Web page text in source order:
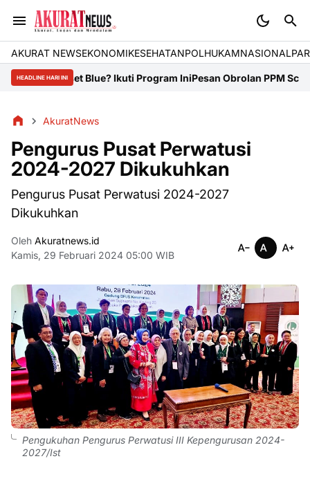
AKURAT NEWSEKONOMIKESEHATANPOLHUKAMNASIONAL
HEADLINE HARI INI
Blue? Ikuti Program IniPesan Obrolan PPM School of
AkuratNews
Pengurus Pusat Perwatusi
2024-2027 Dikukuhkan
Pengurus Pusat Perwatusi 2024-2027
Dikukuhkan
Oleh Akuratnews.id
Kamis, 29 Februari 2024 05:00 WIB
Pengukuhan Pengurus Perwatusi III Kepengurusan 2024-
2027/Ist